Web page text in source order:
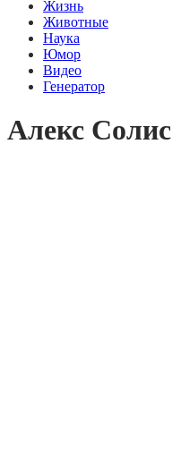
Жизнь
Животные
Наука
Юмор
Видео
Генератор
Алекс Солис